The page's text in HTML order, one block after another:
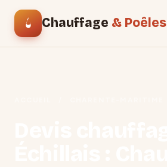
Chauffage & Poêles